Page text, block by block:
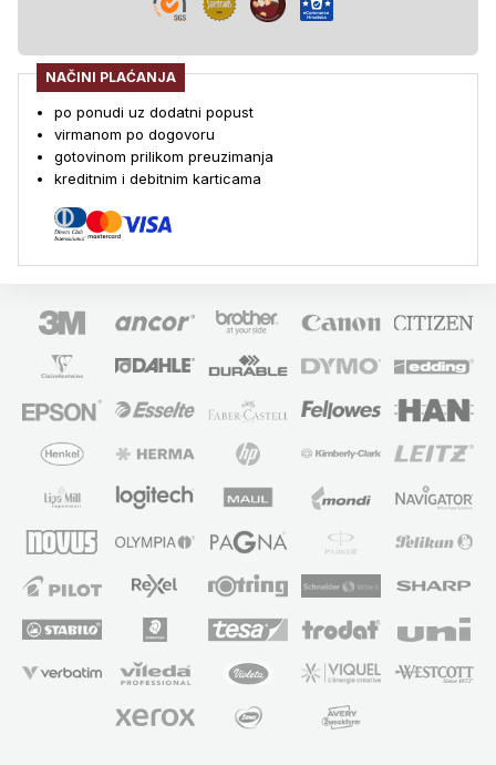
NAČINI PLAĆANJA
po ponudi uz dodatni popust
virmanom po dogovoru
gotovinom prilikom preuzimanja
kreditnim i debitnim karticama